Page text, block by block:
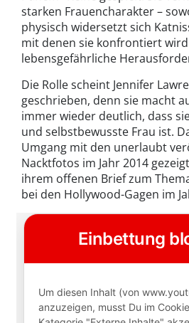
starken Frauencharakter –
physisch widersetzt sich
mit denen sie konfrontiert
lebensgefährliche
Die Rolle scheint Jennifer
geschrieben, denn sie macht
immer wieder deutlich, dass
und selbstbewusste Frau ist.
Umgang mit den unerlaubt
Nacktfotos im Jahr 2014
ihrem offenen Brief zum
bei den Hollywood-Gagen im